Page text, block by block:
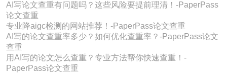
AI写论文查重有问题吗？这些风险要提前理清！-PaperPass
论文查重
专业降aigc检测的网站推荐！-PaperPass论文查重
AI写的论文查重率多少？如何优化查重率？-PaperPass论文
查重
用AI写的论文怎么查重？专业方法帮你快速查重！-
PaperPass论文查重